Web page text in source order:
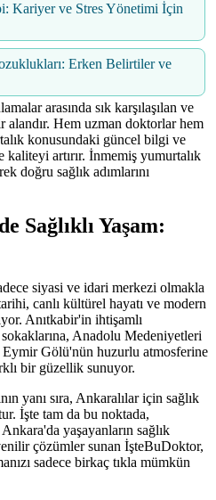
Kariyer ve Stres Yönetimi İçin
Erken Belirtiler ve
arasında sık karşılaşılan ve
alandır. Hem uzman doktorlar hem
konusundaki güncel bilgi ve
kaliteyi artırır. İnmemiş yumurtalık
doğru sağlık adımlarını
Sağlıklı Yaşam:
siyasi ve idari merkezi olmakla
canlı kültürel hayatı ve modern
Anıtkabir'in ihtişamlı
Anadolu Medeniyetleri
Gölü'nün huzurlu atmosferine
bir güzellik sunuyor.
yanı sıra, Ankaralılar için sağlık
İşte tam da bu noktada,
yaşayanların sağlık
çözümler sunan İşteBuDoktor,
sadece birkaç tıkla mümkün